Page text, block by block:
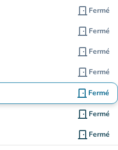
door_front Fermé
door_front Fermé
door_front Fermé
door_front Fermé
door_front Fermé
door_front Fermé
door_front Fermé